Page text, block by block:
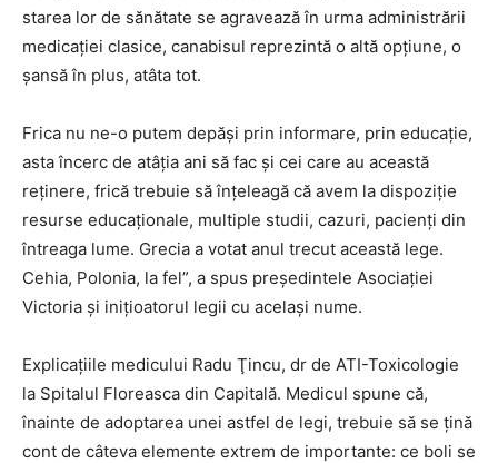
starea lor de sănătate se agravează în urma administrării
medicaţiei clasice, canabisul reprezintă o altă opţiune, o
şansă în plus, atâta tot.
Frica nu ne-o putem depăşi prin informare, prin educaţie,
asta încerc de atâţia ani să fac şi cei care au această
reţinere, frică trebuie să înţeleagă că avem la dispoziţie
resurse educaţionale, multiple studii, cazuri, pacienţi din
întreaga lume. Grecia a votat anul trecut această lege.
Cehia, Polonia, la fel”, a spus preşedintele Asociaţiei
Victoria şi iniţioatorul legii cu acelaşi nume.
Explicaţiile medicului Radu Ţincu, dr de ATI-Toxicologie
la Spitalul Floreasca din Capitală. Medicul spune că,
înainte de adoptarea unei astfel de legi, trebuie să se ţină
cont de câteva elemente extrem de importante: ce boli se